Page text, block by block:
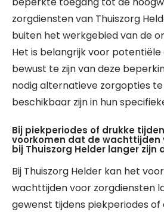
zorgdiensten van Thuiszorg
buiten het werkgebied van de
Het is belangrijk voor
bewust te zijn van deze
nodig alternatieve zorgopties
beschikbaar zijn in hun
Bij piekperiodes of drukke
voorkomen dat de wachttijden
bij Thuiszorg Helder langer zijn
Bij Thuiszorg Helder kan het
wachttijden voor zorgdiensten
gewenst tijdens piekperiodes of